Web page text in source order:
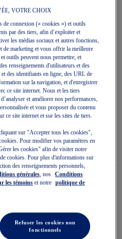
DISPONIBLE
1012B985.020
VOTRE CHOIX
de connexion (« cookies ») et outils
par des tiers, afin d’exploiter et
les médias sociaux et autres fonctions,
de marketing et vous offrir la meilleure
outils peuvent nous permettre, et
renseignements d'utilisateurs et des
des identifiants en ligne, des URL de
sur la navigation, et d'enregistrer
ce site internet. Nous et les tiers
et améliorer nos performances,
et vous proposer du contenu
ce site internet et sur les sites de tiers.
sur "Accepter tous les cookies",
Pour modifier vos paramètres en
les cookies" afin de visiter notre
cookies. Pour plus d'informations sur
des renseignements personnels,
générales , nos
Conditions
les témoins et notre
politique de
Refuser les cookies non
fonctionnels